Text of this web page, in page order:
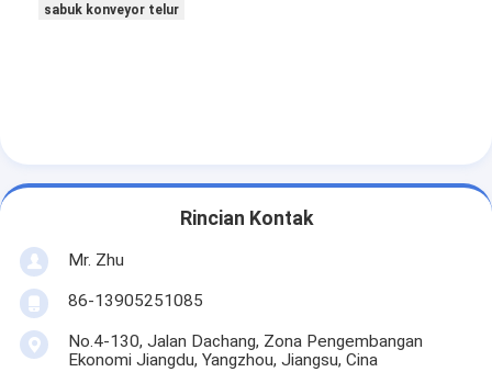
sabuk konveyor telur
Rincian Kontak
Mr. Zhu
86-13905251085
No.4-130, Jalan Dachang, Zona Pengembangan
Ekonomi Jiangdu, Yangzhou, Jiangsu, Cina